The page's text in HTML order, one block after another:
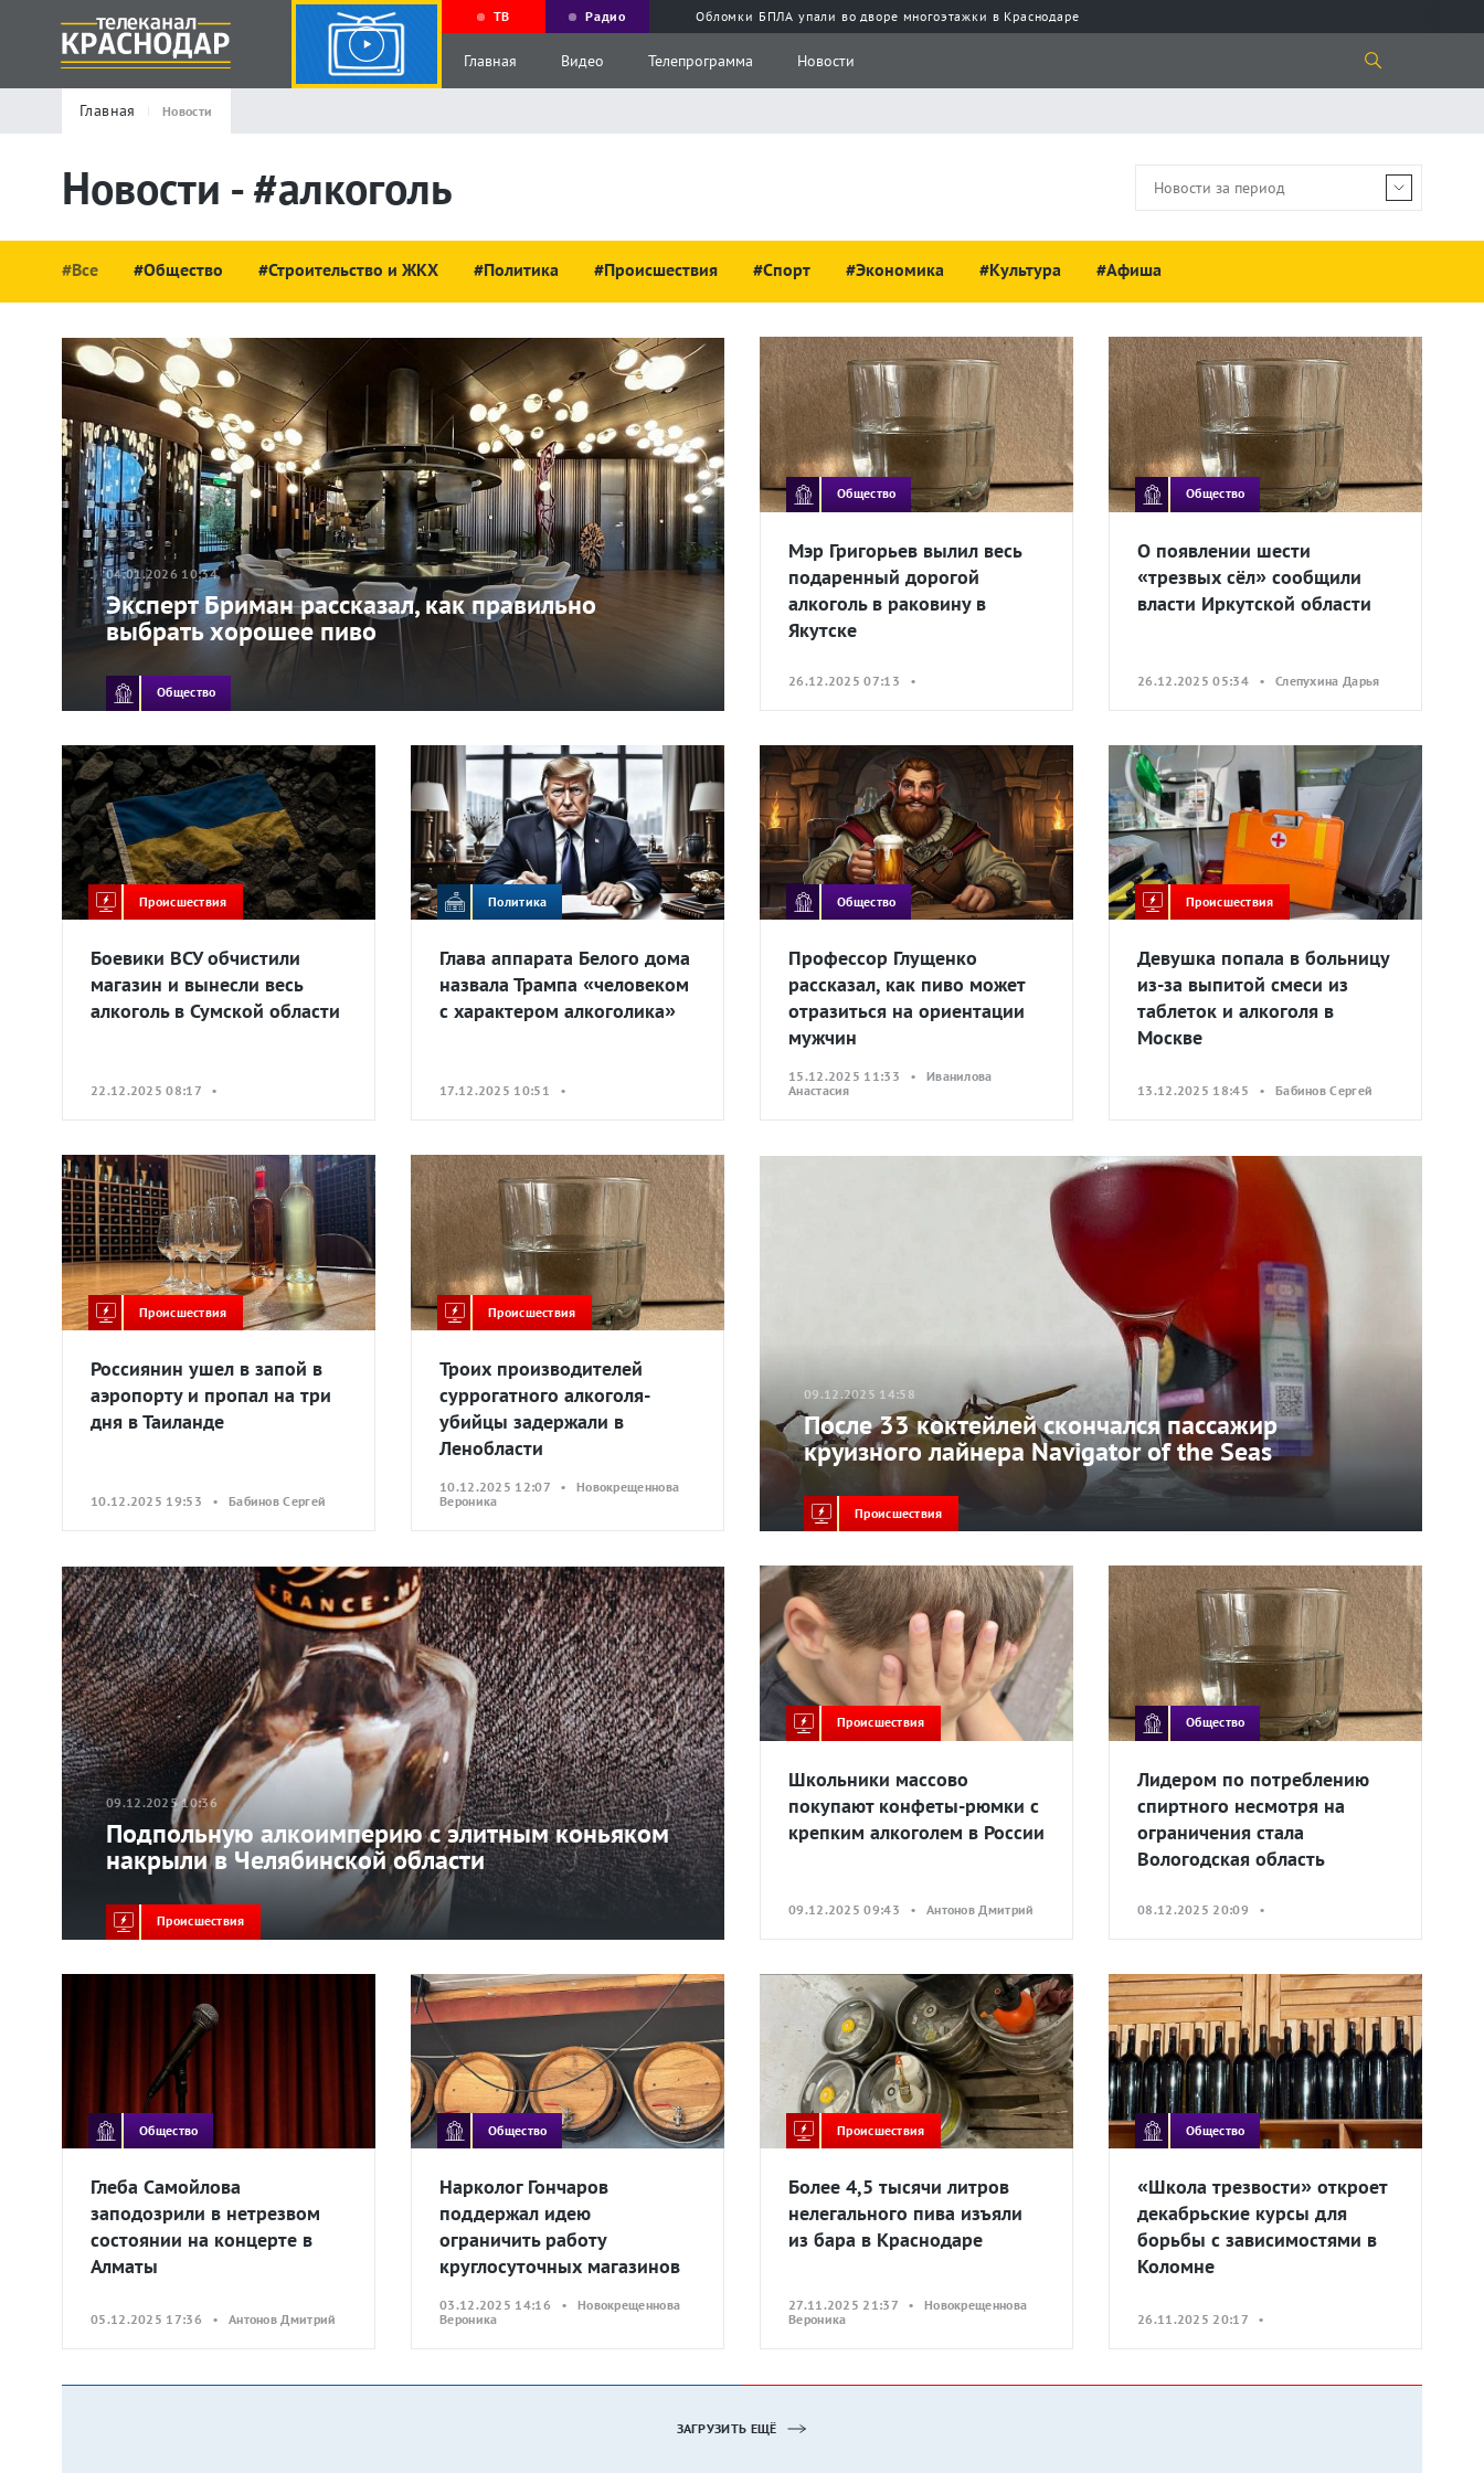
ТВ Радио Обломки БПЛА упали во дворе многоэтажки в Краснодаре
Главная Видео Телепрограмма Новости
Главная Новости
Новости - #алкоголь
#Все #Общество #Строительство и ЖКХ #Политика #Происшествия #Спорт #Экономика #Культура #Афиша
04.01.2026 10:34
Эксперт Бриман рассказал, как правильно
выбрать хорошее пиво
Общество
Общество
Мэр Григорьев вылил весь
подаренный дорогой
алкоголь в раковину в
Якутске
26.12.2025 07:13 •
Общество
О появлении шести
«трезвых сёл» сообщили
власти Иркутской области
26.12.2025 05:34 • Слепухина Дарья
Происшествия
Боевики ВСУ обчистили
магазин и вынесли весь
алкоголь в Сумской области
22.12.2025 08:17 •
Политика
Глава аппарата Белого дома
назвала Трампа «человеком
с характером алкоголика»
17.12.2025 10:51 •
Общество
Профессор Глущенко
рассказал, как пиво может
отразиться на ориентации
мужчин
15.12.2025 11:33 • Иванилова
Анастасия
Происшествия
Девушка попала в больницу
из-за выпитой смеси из
таблеток и алкоголя в
Москве
13.12.2025 18:45 • Бабинов Сергей
Происшествия
Россиянин ушел в запой в
аэропорту и пропал на три
дня в Таиланде
10.12.2025 19:53 • Бабинов Сергей
Происшествия
Троих производителей
суррогатного алкоголя-
убийцы задержали в
Ленобласти
10.12.2025 12:07 • Новокрещеннова
Вероника
09.12.2025 14:58
После 33 коктейлей скончался пассажир
круизного лайнера Navigator of the Seas
Происшествия
09.12.2025 10:36
Подпольную алкоимперию с элитным коньяком
накрыли в Челябинской области
Происшествия
Происшествия
Школьники массово
покупают конфеты-рюмки с
крепким алкоголем в России
09.12.2025 09:43 • Антонов Дмитрий
Общество
Лидером по потреблению
спиртного несмотря на
ограничения стала
Вологодская область
08.12.2025 20:09 •
Общество
Глеба Самойлова
заподозрили в нетрезвом
состоянии на концерте в
Алматы
05.12.2025 17:36 • Антонов Дмитрий
Общество
Нарколог Гончаров
поддержал идею
ограничить работу
круглосуточных магазинов
03.12.2025 14:16 • Новокрещеннова
Вероника
Происшествия
Более 4,5 тысячи литров
нелегального пива изъяли
из бара в Краснодаре
27.11.2025 21:37 • Новокрещеннова
Вероника
Общество
«Школа трезвости» откроет
декабрьские курсы для
борьбы с зависимостями в
Коломне
26.11.2025 20:17 •
ЗАГРУЗИТЬ ЕЩЁ